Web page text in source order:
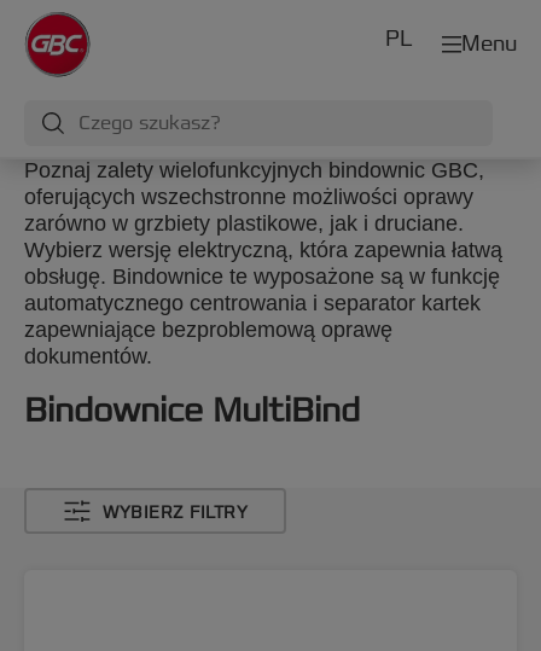
Menu
PL
Poznaj zalety wielofunkcyjnych bindownic GBC,
oferujących wszechstronne możliwości oprawy
zarówno w grzbiety plastikowe, jak i druciane.
Wybierz wersję elektryczną, która zapewnia łatwą
obsługę. Bindownice te wyposażone są w funkcję
automatycznego centrowania i separator kartek
zapewniające bezproblemową oprawę
dokumentów.
Bindownice MultiBind
WYBIERZ FILTRY